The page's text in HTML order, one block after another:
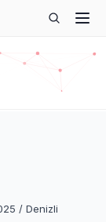
/ Denizli